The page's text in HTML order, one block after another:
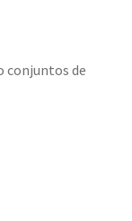
conjuntos de